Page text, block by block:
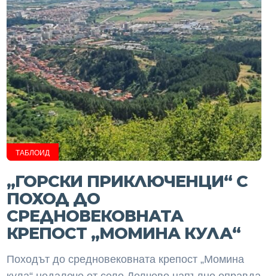
ТАБЛОИД
„ГОРСКИ ПРИКЛЮЧЕНЦИ“ С
ПОХОД ДО
СРЕДНОВЕКОВНАТА
КРЕПОСТ „МОМИНА КУЛА“
Походът до средновековната крепост „Момина